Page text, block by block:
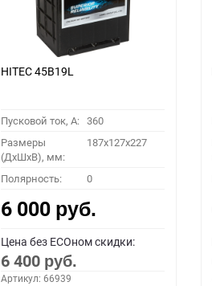
HITEC 45B19L
Пусковой ток, A: 360
Размеры
(ДхШхВ), мм:
187x127x227
Полярность: 0
6 000 руб.
Цена без ECOном скидки:
6 400 руб.
Артикул: 66939